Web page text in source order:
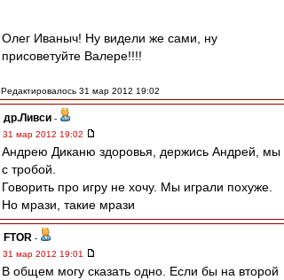
Олег Иваныч! Ну видели же сами, ну
присоветуйте Валере!!!!
Редактировалось 31 мар 2012 19:02
др.Ливси -
31 мар 2012 19:02
Андрею Диканю здоровья, держись Андрей, мы
с тробой.
Говорить про игру не хочу. Мы играли похуже.
Но мрази, такие мрази
FTOR -
31 мар 2012 19:01
В общем могу сказать одно. Если бы на второй